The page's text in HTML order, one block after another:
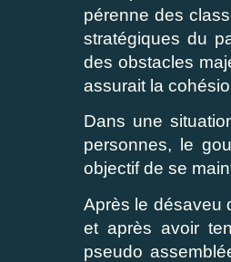
pérenne des
stratégiques du
des obstacles
assurait la
Dans une
personnes, le
objectif de se
Après le désaveu
et après avoir
pseudo